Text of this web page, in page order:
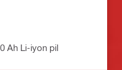
Ah Li-iyon pil